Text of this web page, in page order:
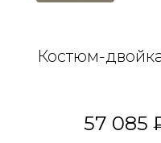
Костюм-
57 085